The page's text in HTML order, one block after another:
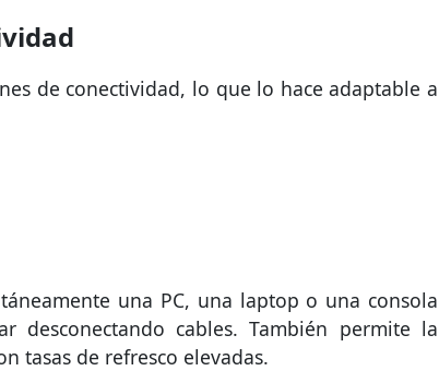
de conectividad, lo que lo hace adaptable a
una PC, una laptop o una consola
desconectando cables. También permite la
tasas de refresco elevadas.